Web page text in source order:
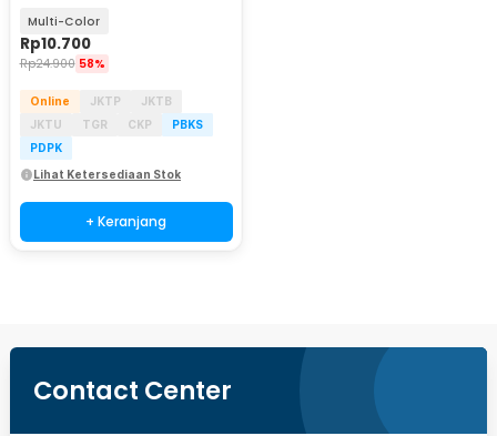
Multi-Color
Rp10.700
Rp24.900 58%
Online JKTP
JKTB
JKTU
TGR CKP
PBKS
PDPK
Lihat Ketersediaan Stok
+ Keranjang
Contact Center